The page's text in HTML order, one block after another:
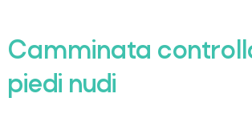
Camminata
piedi nudi